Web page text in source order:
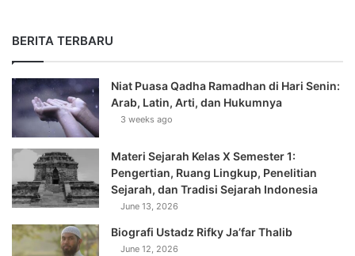
BERITA TERBARU
Niat Puasa Qadha Ramadhan di Hari Senin:
Arab, Latin, Arti, dan Hukumnya
3 weeks ago
Materi Sejarah Kelas X Semester 1:
Pengertian, Ruang Lingkup, Penelitian
Sejarah, dan Tradisi Sejarah Indonesia
June 13, 2026
Biografi Ustadz Rifky Ja’far Thalib
June 12, 2026